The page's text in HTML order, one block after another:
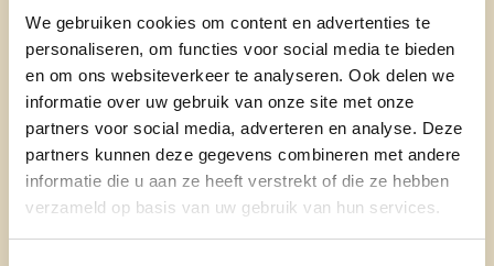
We gebruiken cookies om content en advertenties te
personaliseren, om functies voor social media te bieden
en om ons websiteverkeer te analyseren. Ook delen we
informatie over uw gebruik van onze site met onze
partners voor social media, adverteren en analyse. Deze
partners kunnen deze gegevens combineren met andere
informatie die u aan ze heeft verstrekt of die ze hebben
verzameld op basis van uw gebruik van hun services.
waarom cd&v
onze partij
nieuws